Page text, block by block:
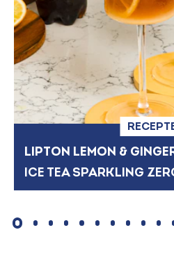
ICE TEA SPARKLING
LIPTON LEMON &